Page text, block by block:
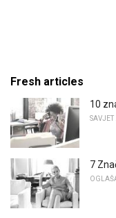
Fresh articles
10
SAVJET
7